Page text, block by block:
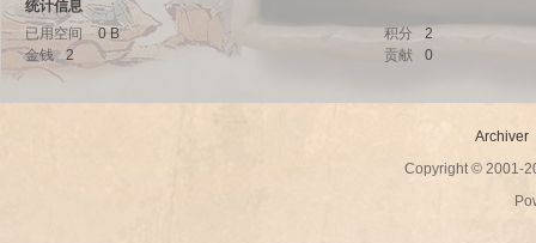
uz!
统计信息
已用空间
0 B 积分
2
金钱
2 贡献 0
Archiver
Copyright © 2001-